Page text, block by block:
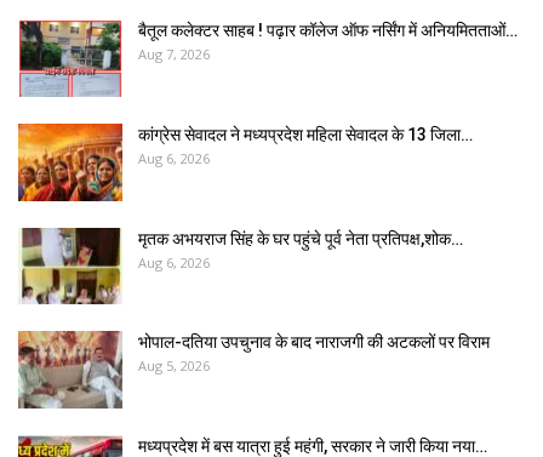
बैतूल कलेक्टर साहब ! पढ़ार कॉलेज ऑफ नर्सिंग में अनियमितताओं…
Aug 7, 2026
कांग्रेस सेवादल ने मध्यप्रदेश महिला सेवादल के 13 जिला…
Aug 6, 2026
मृतक अभयराज सिंह के घर पहुंचे पूर्व नेता प्रतिपक्ष,शोक…
Aug 6, 2026
भोपाल-दतिया उपचुनाव के बाद नाराजगी की अटकलों पर विराम
Aug 5, 2026
मध्यप्रदेश में बस यात्रा हुई महंगी, सरकार ने जारी किया नया…